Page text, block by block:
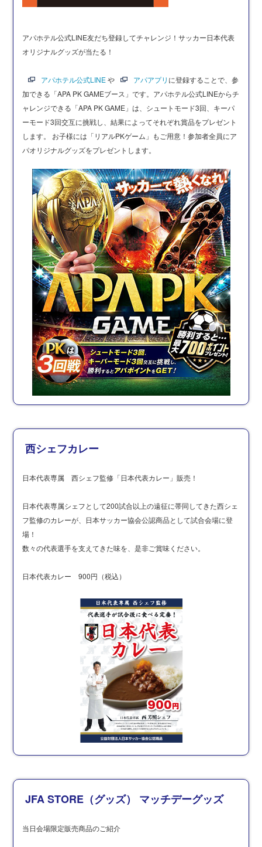
アパホテル公式LINE友だち登録してチャレンジ！サッカー日本代表
オリジナルグッズが当たる！
アパホテル公式LINEや アパアプリ に登録することで、参
加できる「APA PK GAMEブース」です。 アパホテル公式LINEからチ
ャレンジできる「APA PK GAME」は、シュートモード3回、キーパ
ーモード3回交互に挑戦し、結果によってそれぞれ賞品をプレゼント
します。 お子様には「リアルPKゲーム」もご用意！参加者全員にア
パオリジナルグッズをプレゼントします。
西シェフカレー
日本代表専属 西シェフ監修「日本代表カレー」販売！
日本代表専属シェフとして200試合以上の遠征に帯同してきた西シェ
フ監修のカレーが、日本サッカー協会公認商品として試合会場に登
場！
数々の代表選手を支えてきた味を、是非ご賞味ください。
日本代表カレー 900円（税込）
JFA STORE（グッズ） マッチデーグッズ
当日会場限定販売商品のご紹介